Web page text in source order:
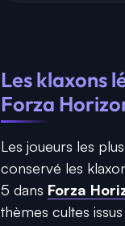
Les klaxons
Forza
Les joueurs les
conservé les
5 dans Forza
thèmes cultes